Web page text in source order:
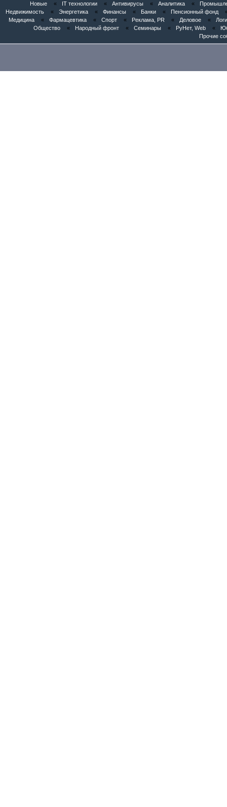
Новые « IT технологии « Антивирусы « Аналитика «
Недвижимость
« Энергетика « Финансы « Банки « Пенсионный фонд
Медицина
« Фармацевтика « Спорт « Реклама, PR « Деловое «
Общество
« Народный фронт « Семинары « РуНет, Web «
Прочие